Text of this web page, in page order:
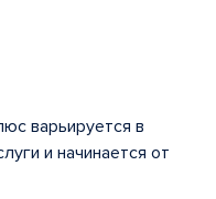
варьируется в
и начинается от